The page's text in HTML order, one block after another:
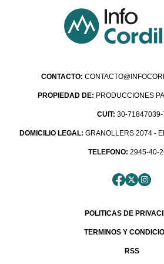
CONTACTO:
PROPIEDAD DE: PRODUCCIONES
CUIT: 30-71847039-
DOMICILIO LEGAL: GRANOLLERS 2074 -
TELEFONO: 2945-40-
POLITICAS DE
TERMINOS Y
RSS